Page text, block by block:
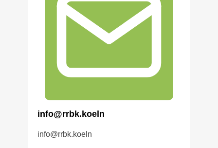
info@rrbk.koeln
info@rrbk.koeln